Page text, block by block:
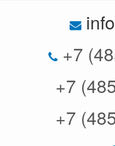
+7
+7
+7